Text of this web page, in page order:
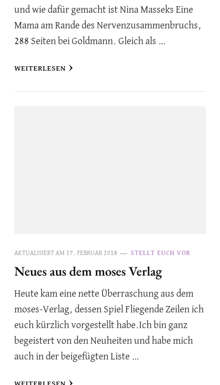
und wie dafür gemacht ist Nina Masseks Eine
Mama am Rande des Nervenzusammenbruchs,
288 Seiten bei Goldmann. Gleich als …
WEITERLESEN
AKTUALISIERT AM 17. FEBRUAR 2018 STELLT EUCH VOR
Neues aus dem moses Verlag
Heute kam eine nette Überraschung aus dem
moses-Verlag, dessen Spiel Fliegende Zeilen ich
euch kürzlich vorgestellt habe.Ich bin ganz
begeistert von den Neuheiten und habe mich
auch in der beigefügten Liste …